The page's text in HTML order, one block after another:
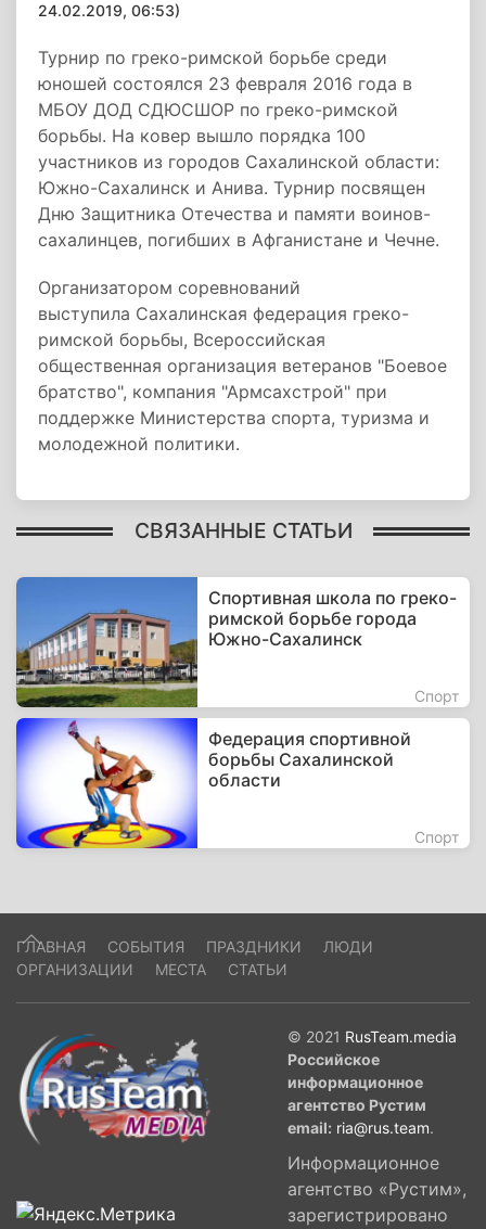
24.02.2019, 06:53)
Турнир по греко-римской борьбе среди
юношей состоялся 23 февраля 2016 года в
МБОУ ДОД СДЮСШОР по греко-римской
борьбы. На ковер вышло порядка 100
участников из городов Сахалинской области:
Южно-Сахалинск и Анива. Турнир посвящен
Дню Защитника Отечества и памяти воинов-
сахалинцев, погибших в Афганистане и Чечне.
Организатором соревнований
выступила Сахалинская федерация греко-
римской борьбы, Всероссийская
общественная организация ветеранов "Боевое
братство", компания "Армсахстрой" при
поддержке Министерства спорта, туризма и
молодежной политики.
СВЯЗАННЫЕ СТАТЬИ
Спортивная школа по греко-
римской борьбе города
Южно-Сахалинск
Спорт
Федерация спортивной
борьбы Сахалинской
области
Спорт
ГЛАВНАЯ СОБЫТИЯ ПРАЗДНИКИ
ЛЮДИ
ОРГАНИЗАЦИИ
МЕСТА СТАТЬИ
© 2021 RusTeam.media
Российское
информационное
агентство Рустим
email: ria@rus.team.
Информационное
агентство «Рустим»,
зарегистрировано